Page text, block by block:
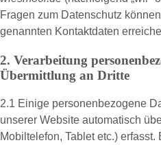
Fragen zum Datenschutz
genannten Kontaktdaten
2. Verarbeitung
Übermittlung an Dritte
2.1 Einige personenbezogene
unserer Website automatisch
Mobiltelefon, Tablet etc.)